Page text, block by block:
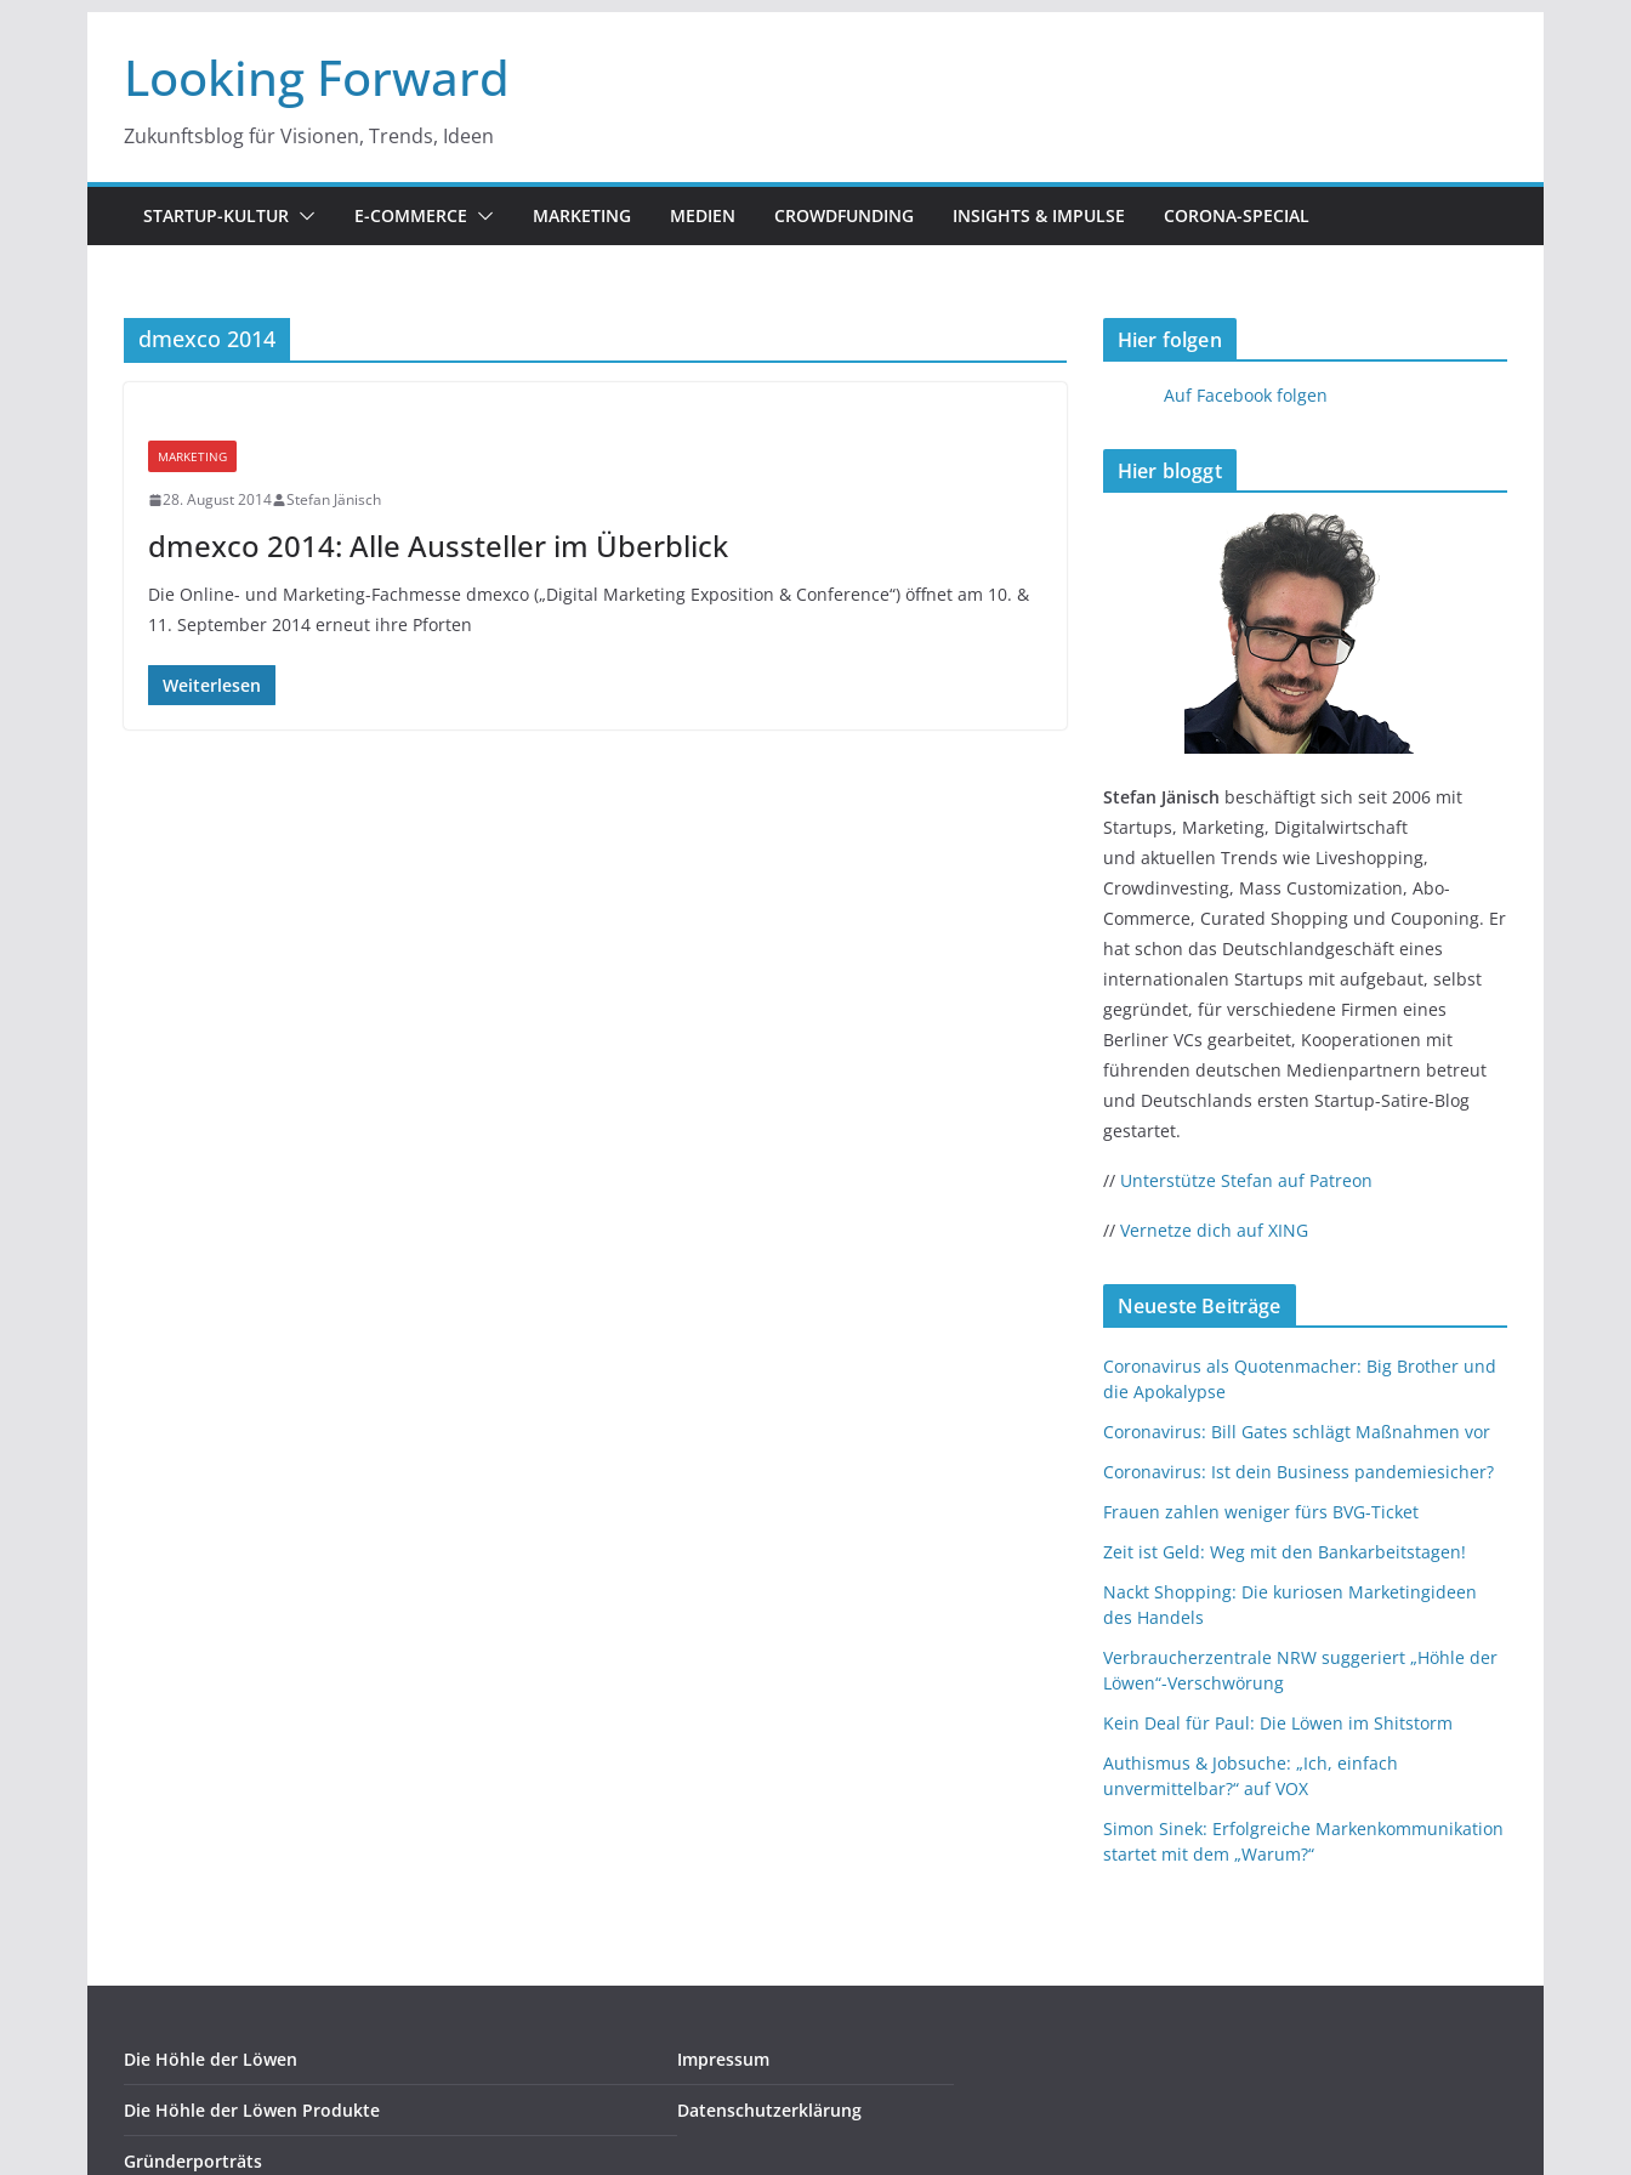
Inhalt
springen
Looking Forward
Zukunftsblog für Visionen, Trends, Ideen
STARTUP-KULTUR E-COMMERCE MARKETING MEDIEN CROWDFUNDING INSIGHTS & IMPULSE CORONA-SPECIAL
dmexco 2014
MARKETING
28. August 2014 Stefan Jänisch
dmexco 2014: Alle Aussteller im Überblick
Die Online- und Marketing-Fachmesse dmexco („Digital Marketing Exposition & Conference“) öffnet am 10. &
11. September 2014 erneut ihre Pforten
Weiterlesen
Hier folgen
Auf Facebook folgen
Hier bloggt
Stefan Jänisch beschäftigt sich seit 2006 mit
Startups, Marketing, Digitalwirtschaft
und aktuellen Trends wie Liveshopping,
Crowdinvesting, Mass Customization, Abo-
Commerce, Curated Shopping und Couponing. Er
hat schon das Deutschlandgeschäft eines
internationalen Startups mit aufgebaut, selbst
gegründet, für verschiedene Firmen eines
Berliner VCs gearbeitet, Kooperationen mit
führenden deutschen Medienpartnern betreut
und Deutschlands ersten Startup-Satire-Blog
gestartet.
// Unterstütze Stefan auf Patreon
// Vernetze dich auf XING
Neueste Beiträge
Coronavirus als Quotenmacher: Big Brother und
die Apokalypse
Coronavirus: Bill Gates schlägt Maßnahmen vor
Coronavirus: Ist dein Business pandemiesicher?
Frauen zahlen weniger fürs BVG-Ticket
Zeit ist Geld: Weg mit den Bankarbeitstagen!
Nackt Shopping: Die kuriosen Marketingideen
des Handels
Verbraucherzentrale NRW suggeriert „Höhle der
Löwen“-Verschwörung
Kein Deal für Paul: Die Löwen im Shitstorm
Authismus & Jobsuche: „Ich, einfach
unvermittelbar?“ auf VOX
Simon Sinek: Erfolgreiche Markenkommunikation
startet mit dem „Warum?“
Die Höhle der Löwen
Die Höhle der Löwen Produkte
Gründerporträts
Impressum
Datenschutzerklärung